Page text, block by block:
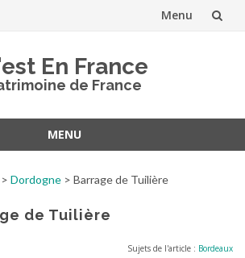
Menu
En France
de France
MENU
> Dordogne > Barrage de Tuilière
de Tuilière
Sujets de l'article : Bordeaux